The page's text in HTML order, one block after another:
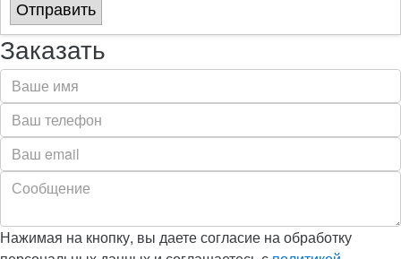
Отправить
Заказать
Нажимая на кнопку, вы даете согласие на обработку